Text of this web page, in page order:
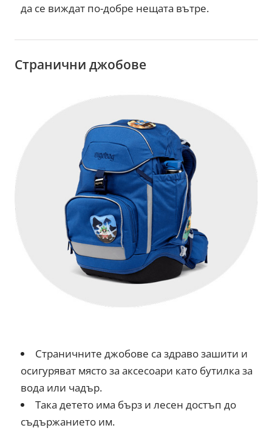
да се виждат по-добре нещата вътре.
Странични джобове
Страничните джобове са здраво зашити и
осигуряват място за аксесоари като бутилка за
вода или чадър.
Така детето има бърз и лесен достъп до
съдържанието им.